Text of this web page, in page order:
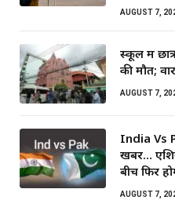
AUGUST 7,
स्कूल में
की मौत;
AUGUST 7,
India Vs
खबर…
बीच फिर
AUGUST 7,